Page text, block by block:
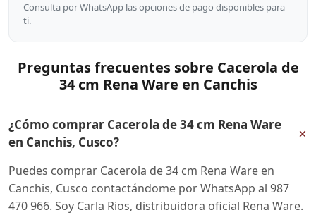
Consulta por WhatsApp las opciones de pago disponibles para
ti.
Preguntas frecuentes sobre Cacerola de
34 cm Rena Ware en Canchis
¿Cómo comprar Cacerola de 34 cm Rena Ware
en Canchis, Cusco?
+
Puedes comprar Cacerola de 34 cm Rena Ware en
Canchis, Cusco contactándome por WhatsApp al 987
470 966. Soy Carla Rios, distribuidora oficial Rena Ware.